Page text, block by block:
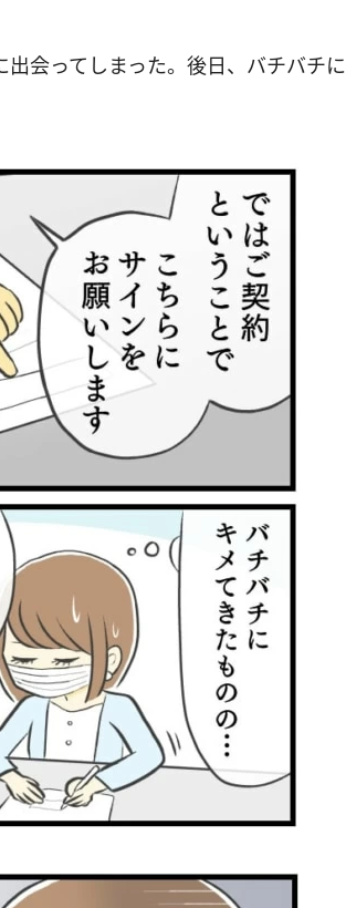
会ってしまった。後日、バチバチに